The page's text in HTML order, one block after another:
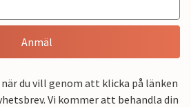
Anmäl
du vill genom att klicka på länken
Vi kommer att behandla din